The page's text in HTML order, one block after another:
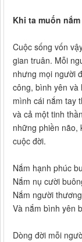
Khi ta muốn
Cuộc sống vốn
gian truân. Mỗi
nhưng mọi người
công, bình yên và
mình cái nắm tay
và cả một tinh
những phiền não,
cuộc đời.
Nắm hạnh phúc
Nắm nụ cười
Nắm người
Và nắm bình yên
Dòng đời mỗi